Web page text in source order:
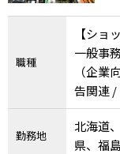
職種
【ショ
一般事
（企業
告関連 /
勤務地
北海道
県、福